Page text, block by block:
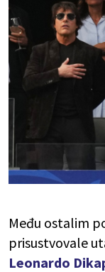
Među ostalim
prisustvovale
Leonardo